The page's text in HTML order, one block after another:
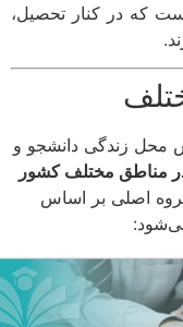
در کنار تحصیل،
زندگی دانشجو و
مختلف کشور
اصلی بر اساس